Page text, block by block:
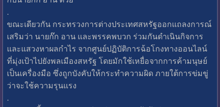
.
ขณะเดียวกัน กระทรวงการต่างประเทศสหรัฐออกแถลงการณ์
เสริมว่า นายก๊ก อาน และพรรคพบวก ร่วมกันดำเนินกิจการ
และแสวงหาผลกำไร จากศูนย์ปฏิบัติการฉ้อโกงทางออนไลน์
ที่มุ่งเป้าไปยังพลเมืองสหรัฐ โดยมักใช้เหยื่อจากการค้ามนุษย์
เป็นเครื่องมือ ซึ่งถูกบังคับให้กระทำความผิด ภายใต้การข่มขู่
ว่าจะใช้ความรุนแรง
.